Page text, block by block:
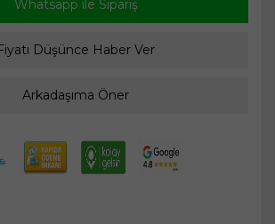
Whatsapp ile Sipariş
Düşünce Haber Ver
Arkadaşıma Öner